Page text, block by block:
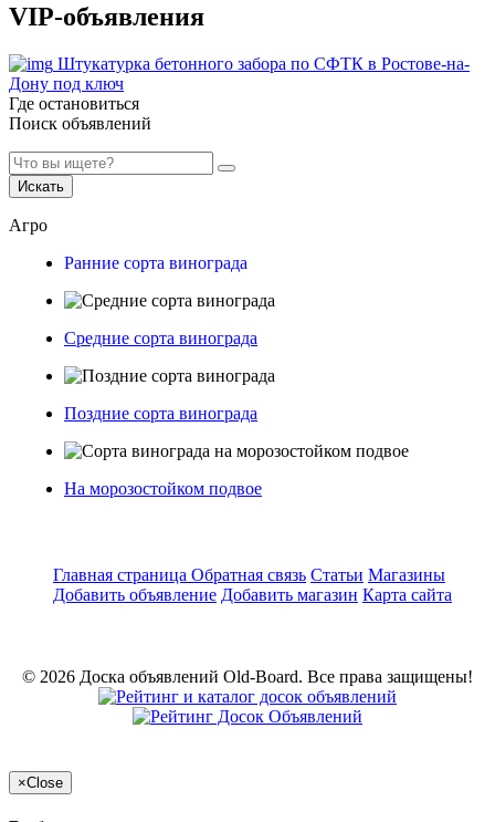
VIP-объявления
Штукатурка бетонного забора по СФТК в Ростове-на-
Дону под ключ
Где остановиться
Поиск объявлений
Искать
Агро
Ранние сорта винограда
Средние сорта винограда
Поздние сорта винограда
На морозостойком подвое
Главная страница Обратная связь Статьи Магазины
Добавить объявление Добавить магазин Карта сайта
© 2026 Доска объявлений Old-Board. Все права защищены!
×Close